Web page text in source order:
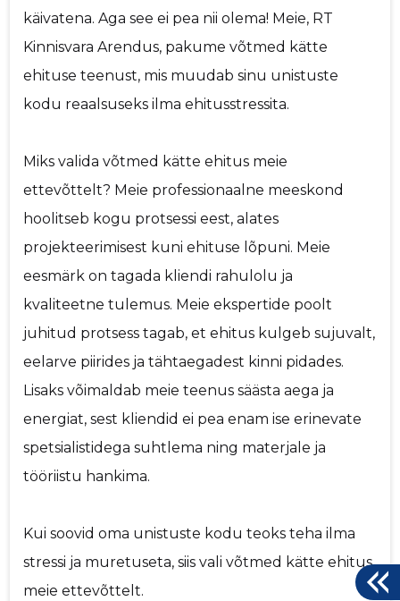
käivatena. Aga see ei pea nii olema! Meie, RT
Kinnisvara Arendus, pakume võtmed kätte
ehituse teenust, mis muudab sinu unistuste
kodu reaalsuseks ilma ehitusstressita.
Miks valida võtmed kätte ehitus meie
ettevõttelt? Meie professionaalne meeskond
hoolitseb kogu protsessi eest, alates
projekteerimisest kuni ehituse lõpuni. Meie
eesmärk on tagada kliendi rahulolu ja
kvaliteetne tulemus. Meie ekspertide poolt
juhitud protsess tagab, et ehitus kulgeb sujuvalt,
eelarve piirides ja tähtaegadest kinni pidades.
Lisaks võimaldab meie teenus säästa aega ja
energiat, sest kliendid ei pea enam ise erinevate
spetsialistidega suhtlema ning materjale ja
tööriistu hankima.
Kui soovid oma unistuste kodu teoks teha ilma
stressi ja muretuseta, siis vali võtmed kätte ehitus
meie ettevõttelt.